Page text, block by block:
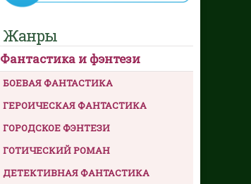
Жанры
Фантастика и фэнтези
БОЕВАЯ ФАНТАСТИКА
ГЕРОИЧЕСКАЯ ФАНТАСТИКА
ГОРОДСКОЕ ФЭНТЕЗИ
ГОТИЧЕСКИЙ РОМАН
ДЕТЕКТИВНАЯ ФАНТАСТИКА